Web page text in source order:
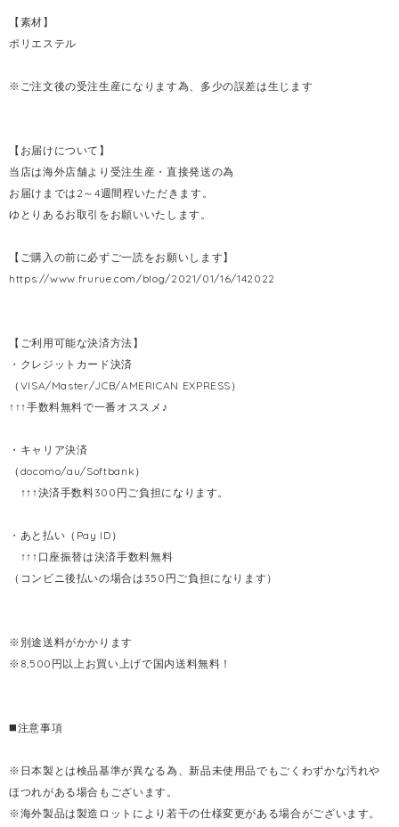
【素材】
ポリエステル
※ご注文後の受注生産になります為、多少の誤差は生じます
【お届けについて】
当店は海外店舗より受注生産・直接発送の為
お届けまでは2～4週間程いただきます。
ゆとりあるお取引をお願いいたします。
【ご購入の前に必ずご一読をお願いします】
https://www.frurue.com/blog/2021/01/16/142022
【ご利用可能な決済方法】
・クレジットカード決済
（VISA/Master/JCB/AMERICAN EXPRESS）
↑↑↑手数料無料で一番オススメ♪
・キャリア決済
（docomo/au/Softbank）
↑↑↑決済手数料300円ご負担になります。
・あと払い（Pay ID）
↑↑↑口座振替は決済手数料無料
（コンビニ後払いの場合は350円ご負担になります）
※別途送料がかかります
※8,500円以上お買い上げで国内送料無料！
◼️注意事項
※日本製とは検品基準が異なる為、新品未使用品でもごくわずかな汚れや
ほつれがある場合もございます。
※海外製品は製造ロットにより若干の仕様変更がある場合がございます。